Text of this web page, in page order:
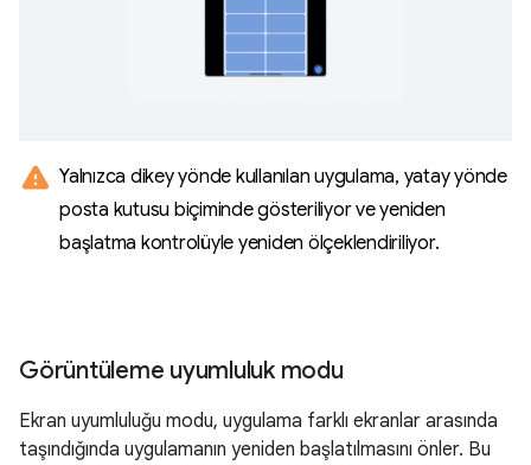
warning Yalnızca dikey yönde kullanılan uygulama, yatay yönde
posta kutusu biçiminde gösteriliyor ve yeniden
başlatma kontrolüyle yeniden ölçeklendiriliyor.
Görüntüleme uyumluluk modu
Ekran uyumluluğu modu, uygulama farklı ekranlar arasında
taşındığında uygulamanın yeniden başlatılmasını önler. Bu